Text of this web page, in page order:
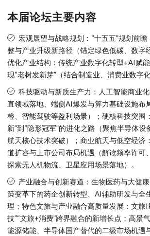
本届论坛主要内容
宏观展望与战略规划：“十五五”规划前
整与产业升级新路径（锚定绿色低碳、数字
优化产业结构：传统产业数字化转型+AI赋
现“老树发新芽”（结合制造业、消费业数字
科技驱动与新质生产力：人工智能商业
直领域落地、端侧AI爆发与算力基础设施布
检、智能驾驶等盈利场景）；硬核科技突围
新”到“隐形冠军”的进化之路（聚焦半导体
航天核心技术突破）；商业航天与低空经济
道扩容与上市公司布局机遇（解读频率许可
探索无人机物流、卫星应用场景落地）。
产业融合与创新赛道：生物医药与大健
策变革下的药企创新转型、AI辅助研发与全
理；特色文旅与产业融合高质量发展：文旅
技”“文旅+消费”跨界融合的新增长点；高景
能源储能、半导体国产替代的二级市场机遇